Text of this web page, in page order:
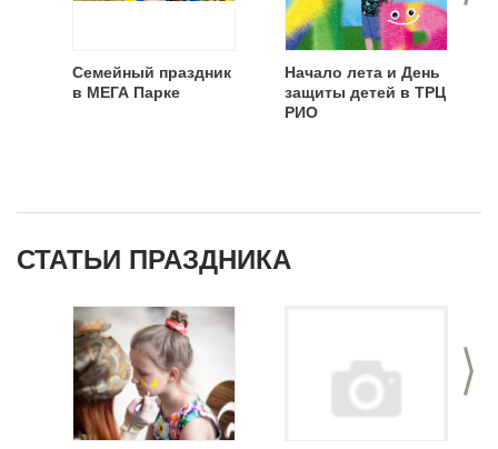
Семейный праздник
в МЕГА Парке
Начало лета и День
защиты детей в ТРЦ
РИО
СТАТЬИ ПРАЗДНИКА
>